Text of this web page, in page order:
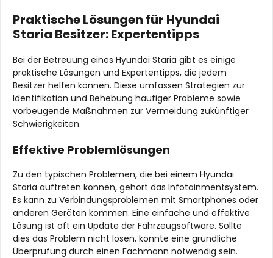
Praktische Lösungen für Hyundai
Staria Besitzer: Expertentipps
Bei der Betreuung eines Hyundai Staria gibt es einige
praktische Lösungen und Expertentipps, die jedem
Besitzer helfen können. Diese umfassen Strategien zur
Identifikation und Behebung häufiger Probleme sowie
vorbeugende Maßnahmen zur Vermeidung zukünftiger
Schwierigkeiten.
Effektive Problemlösungen
Zu den typischen Problemen, die bei einem Hyundai
Staria auftreten können, gehört das Infotainmentsystem.
Es kann zu Verbindungsproblemen mit Smartphones oder
anderen Geräten kommen. Eine einfache und effektive
Lösung ist oft ein Update der Fahrzeugsoftware. Sollte
dies das Problem nicht lösen, könnte eine gründliche
Überprüfung durch einen Fachmann notwendig sein.